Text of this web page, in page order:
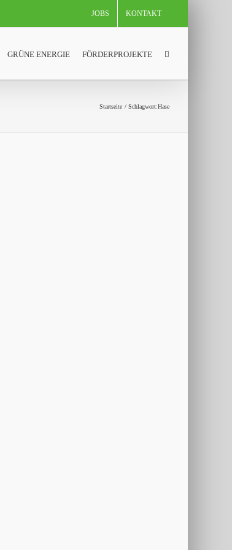
JOBS KONTAKT
GRÜNE ENERGIE FÖRDERPROJEKTE
Startseite Schlagwort:Hase